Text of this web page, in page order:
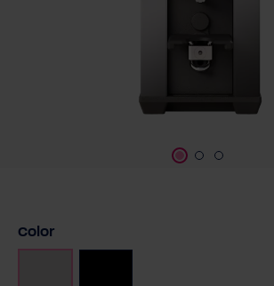
Seleccione
Color